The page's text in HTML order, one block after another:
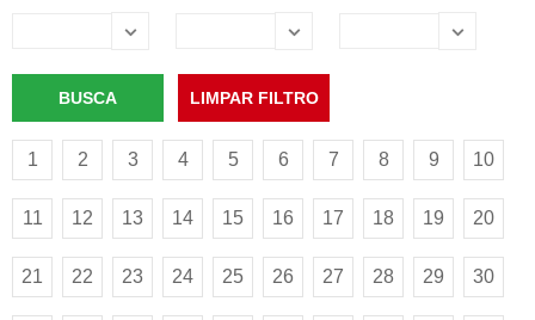
1 2 3 4 5 6 7 8 9 10
11 12 13 14 15 16 17 18 19 20
21 22 23 24 25 26 27 28 29 30